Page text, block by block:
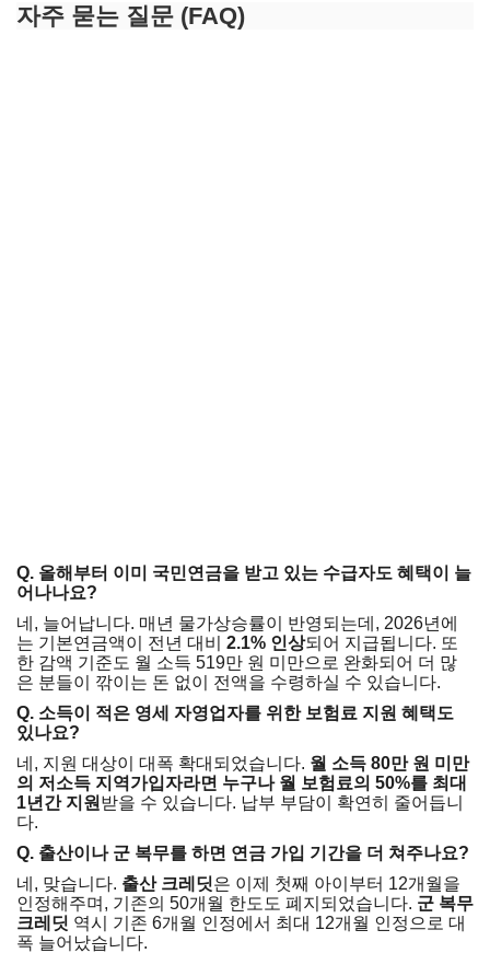
자주 묻는 질문 (FAQ)
Q. 올해부터 이미 국민연금을 받고 있는 수급자도 혜택이 늘
어나나요?
네, 늘어납니다. 매년 물가상승률이 반영되는데, 2026년에
는 기본연금액이 전년 대비 2.1% 인상되어 지급됩니다. 또
한 감액 기준도 월 소득 519만 원 미만으로 완화되어 더 많
은 분들이 깎이는 돈 없이 전액을 수령하실 수 있습니다.
Q. 소득이 적은 영세 자영업자를 위한 보험료 지원 혜택도
있나요?
네, 지원 대상이 대폭 확대되었습니다. 월 소득 80만 원 미만
의 저소득 지역가입자라면 누구나 월 보험료의 50%를 최대
1년간 지원 받을 수 있습니다. 납부 부담이 확연히 줄어듭니
다.
Q. 출산이나 군 복무를 하면 연금 가입 기간을 더 쳐주나요?
네, 맞습니다. 출산 크레딧은 이제 첫째 아이부터 12개월을
인정해주며, 기존의 50개월 한도도 폐지되었습니다. 군 복무
크레딧 역시 기존 6개월 인정에서 최대 12개월 인정으로 대
폭 늘어났습니다.